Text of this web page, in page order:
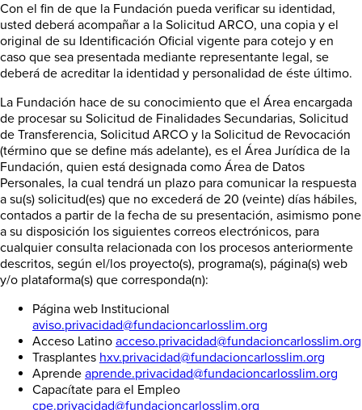
Con el fin de que la Fundación pueda verificar su identidad,
usted deberá acompañar a la Solicitud ARCO, una copia y el
original de su Identificación Oficial vigente para cotejo y en
caso que sea presentada mediante representante legal, se
deberá de acreditar la identidad y personalidad de éste último.
La Fundación hace de su conocimiento que el Área encargada
de procesar su Solicitud de Finalidades Secundarias, Solicitud
de Transferencia, Solicitud ARCO y la Solicitud de Revocación
(término que se define más adelante), es el Área Jurídica de la
Fundación, quien está designada como Área de Datos
Personales, la cual tendrá un plazo para comunicar la respuesta
a su(s) solicitud(es) que no excederá de 20 (veinte) días hábiles,
contados a partir de la fecha de su presentación, asimismo pone
a su disposición los siguientes correos electrónicos, para
cualquier consulta relacionada con los procesos anteriormente
descritos, según el/los proyecto(s), programa(s), página(s) web
y/o plataforma(s) que corresponda(n):
Página web Institucional
aviso.privacidad@fundacioncarlosslim.org
Acceso Latino acceso.privacidad@fundacioncarlosslim.org
Trasplantes hxv.privacidad@fundacioncarlosslim.org
Aprende aprende.privacidad@fundacioncarlosslim.org
Capacítate para el Empleo
cpe.privacidad@fundacioncarlosslim.org